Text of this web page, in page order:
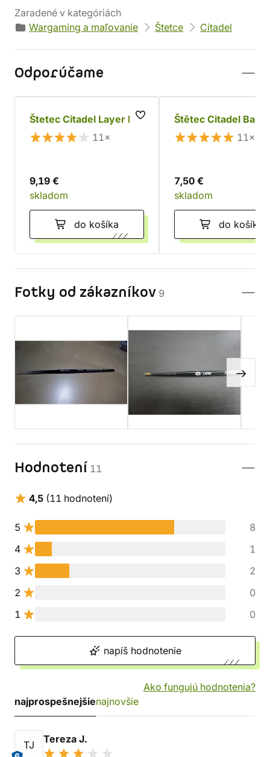
Zaradené v kategóriách
Wargaming a maľovanie
Štetce Citadel
Odporúčame
Štetec Citadel Layer M
11×
9,19 €
skladom
do košíka
Štětec Citadel Base
11×
7,50 €
skladom
do košíka
Fotky od zákazníkov 9
Hodnotení 11
4,5 (11 hodnotení)
5
8
4
1
3
2
2
0
1
0
napíš hodnotenie
Ako fungujú hodnotenia?
najprospešnejšienajnovšie
TJ Tereza J.